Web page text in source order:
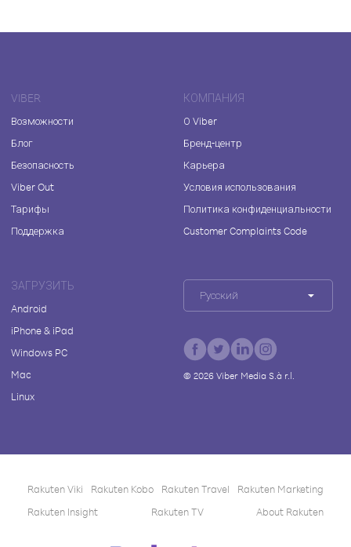
VIBER
Возможности
Блог
Безопасность
Viber Out
Тарифы
Поддержка
КОМПАНИЯ
О Viber
Бренд-центр
Карьера
Условия использования
Политика конфиденциальности
Customer Complaints Code
ЗАГРУЗИТЬ
Android
iPhone & iPad
Windows PC
Mac
Linux
Русский
© 2026Viber Media S.à r.l.
Rakuten Viki Rakuten Kobo Rakuten Travel
Rakuten Marketing
Rakuten Insight
Rakuten TV About Rakuten